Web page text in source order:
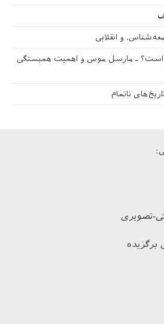
و انقلابی
است؟ ـ مارسل موس و اهمیت همبستگی
ناتمام
تصویری
برگزیده